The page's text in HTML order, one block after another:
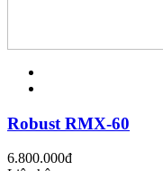
Robust RMX-60
6.800.000đ